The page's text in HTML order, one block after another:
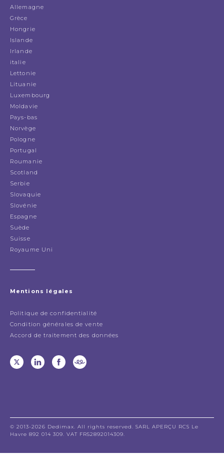
Allemagne
Grèce
Hongrie
Islande
Irlande
italie
Lettonie
Lituanie
Luxembourg
Moldavie
Pays-bas
Norvège
Pologne
Portugal
Roumanie
Scotland
Serbie
Slovaquie
Slovénie
Espagne
Suède
Suisse
Royaume Uni
Mentions légales
Politique de confidentialité
Condition générales de vente
Accord de traitement des données
© 2013-2026 Dedimax. All rights reserved. SARL APERÇU RCS Le
Havre 892 014 309. VAT FR52892014309.